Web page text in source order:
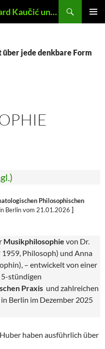
Philosophische Praxis Gerhard Kaučić und Anna Lydia Huber
über jede denkbare Form
Philosophischen
Berlin vom 21.01.2026 ]
Musikphilosophie von Dr.
Philosoph) und Anna
– entwickelt von einer
5-stündigen
Praxis und zahlreichen
Berlin im Dezember 2025
haben ausführlich über